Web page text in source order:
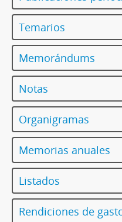
Temarios
Memorándums
Notas
Organigramas
Memorias anuales
Listados
Rendiciones de